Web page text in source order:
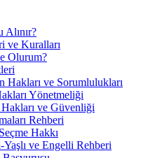
Alınır?
ve Kuralları
Olurum?
Hakları ve Sorumlulukları
Yönetmeliği
Hakları ve Güvenliği
Rehberi
Hakkı
Yaşlı ve Engelli Rehberi